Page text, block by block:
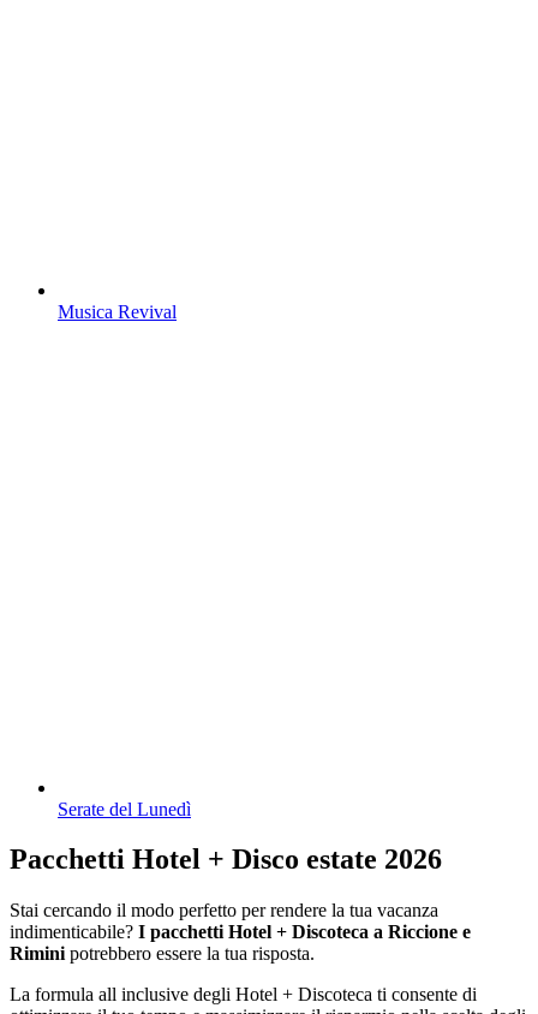
Musica Revival
Serate del Lunedì
Pacchetti Hotel + Disco estate 2026
Stai cercando il modo perfetto per rendere la tua vacanza
indimenticabile? I pacchetti Hotel + Discoteca a Riccione e
Rimini potrebbero essere la tua risposta.
La formula all inclusive degli Hotel + Discoteca ti consente di